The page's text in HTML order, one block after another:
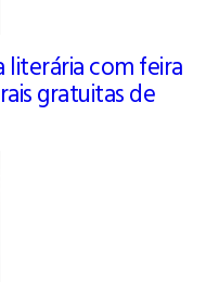
literária com feira
gratuitas de